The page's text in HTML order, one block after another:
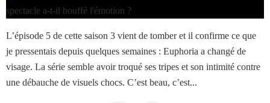
L’épisode 5 de cette saison 3 vient de tomber et il confirme ce que
je pressentais depuis quelques semaines : Euphoria a changé de
visage. La série semble avoir troqué ses tripes et son intimité contre
une débauche de visuels chocs. C’est beau, c’est...